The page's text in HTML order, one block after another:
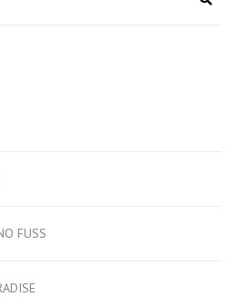
FUSS